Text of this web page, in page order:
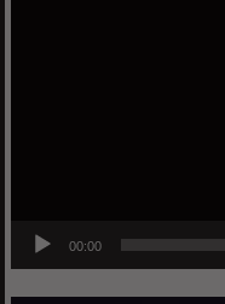
00:00